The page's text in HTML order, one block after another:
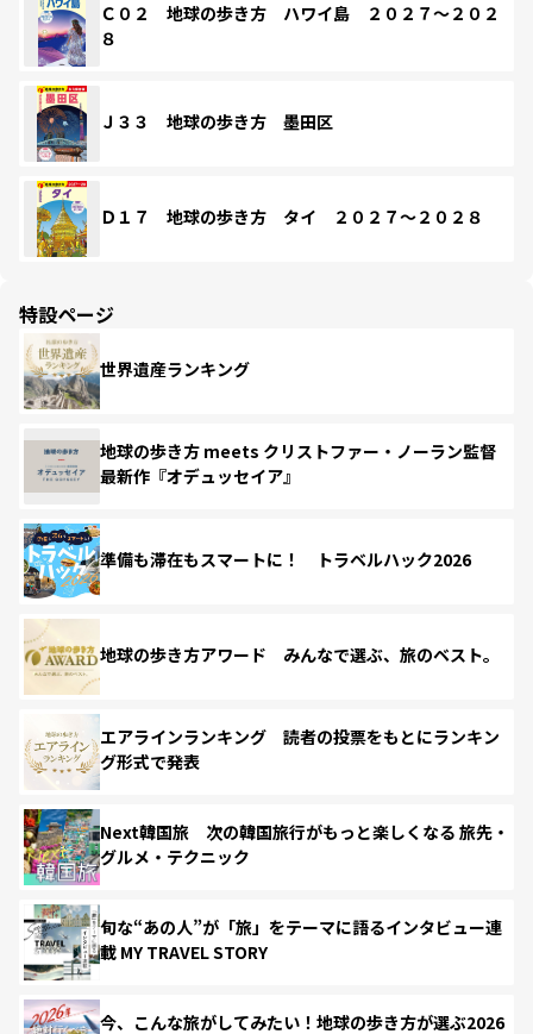
Ｃ０２ 地球の歩き方 ハワイ島 ２０２７～２０２
８
Ｊ３３ 地球の歩き方 墨田区
Ｄ１７ 地球の歩き方 タイ ２０２７～２０２８
特設ページ
世界遺産ランキング
地球の歩き方 meets クリストファー・ノーラン監督
最新作『オデュッセイア』
準備も滞在もスマートに！ トラベルハック2026
地球の歩き方アワード みんなで選ぶ、旅のベスト。
エアラインランキング 読者の投票をもとにランキン
グ形式で発表
Next韓国旅 次の韓国旅行がもっと楽しくなる 旅先・
グルメ・テクニック
旬な“あの人”が「旅」をテーマに語るインタビュー連
載 MY TRAVEL STORY
今、こんな旅がしてみたい！地球の歩き方が選ぶ2026